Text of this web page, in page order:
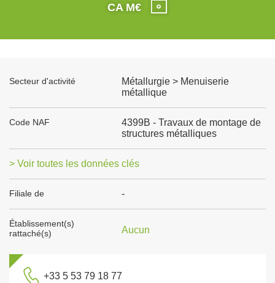
CA M€
Secteur d'activité
Métallurgie > Menuiserie
métallique
Code NAF
4399B - Travaux de montage de
structures métalliques
> Voir toutes les données clés
Filiale de -
Établissement(s)
rattaché(s)
Aucun
+33 5 53 79 18 77